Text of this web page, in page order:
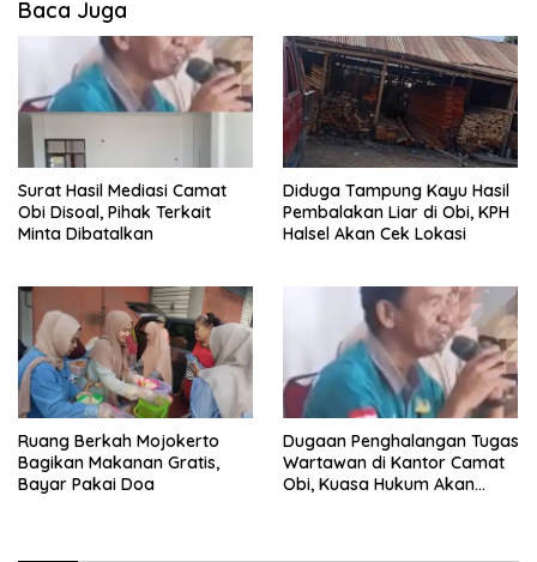
Baca Juga
Surat Hasil Mediasi Camat
Obi Disoal, Pihak Terkait
Minta Dibatalkan
Diduga Tampung Kayu Hasil
Pembalakan Liar di Obi, KPH
Halsel Akan Cek Lokasi
Ruang Berkah Mojokerto
Bagikan Makanan Gratis,
Bayar Pakai Doa
Dugaan Penghalangan Tugas
Wartawan di Kantor Camat
Obi, Kuasa Hukum Akan